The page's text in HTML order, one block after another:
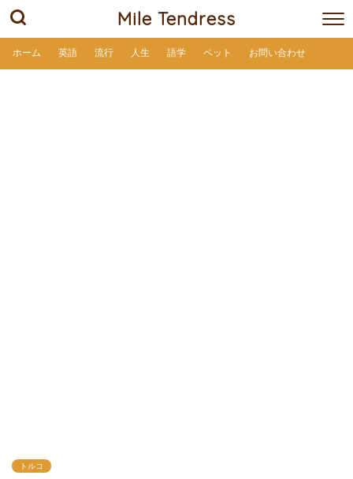
Mile Tendress
ホーム 英語 流行 人生 語学 ペット お問い合わせ
トルコ